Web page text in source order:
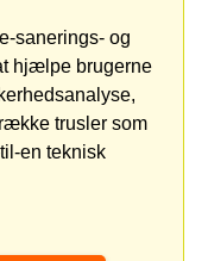
sanerings- og
hjælpe brugerne
trusler som
en teknisk